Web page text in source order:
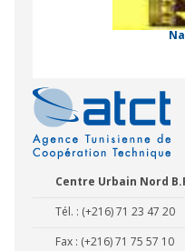
Centre Urbain Nord
Tél. : (+216) 71 23 47 20
Fax : (+216) 71 75 57 10